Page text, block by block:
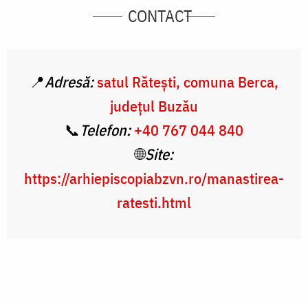
CONTACT
📍Adresă: satul Rătești, comuna Berca,
județul Buzău
📞 Telefon: +40 767 044 840
🌐Site:
https://arhiepiscopiabzvn.ro/manastirea-
ratesti.html